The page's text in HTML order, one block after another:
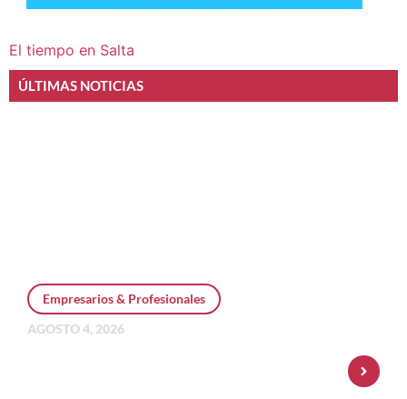
El tiempo en Salta
ÚLTIMAS NOTICIAS
Empresarios & Profesionales
AGOSTO 4, 2026